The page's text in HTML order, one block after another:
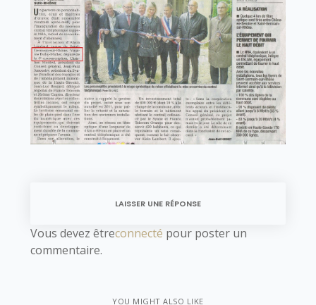
LAISSER UNE RÉPONSE
Vous devez êtreconnecté pour poster un
commentaire.
YOU MIGHT ALSO LIKE